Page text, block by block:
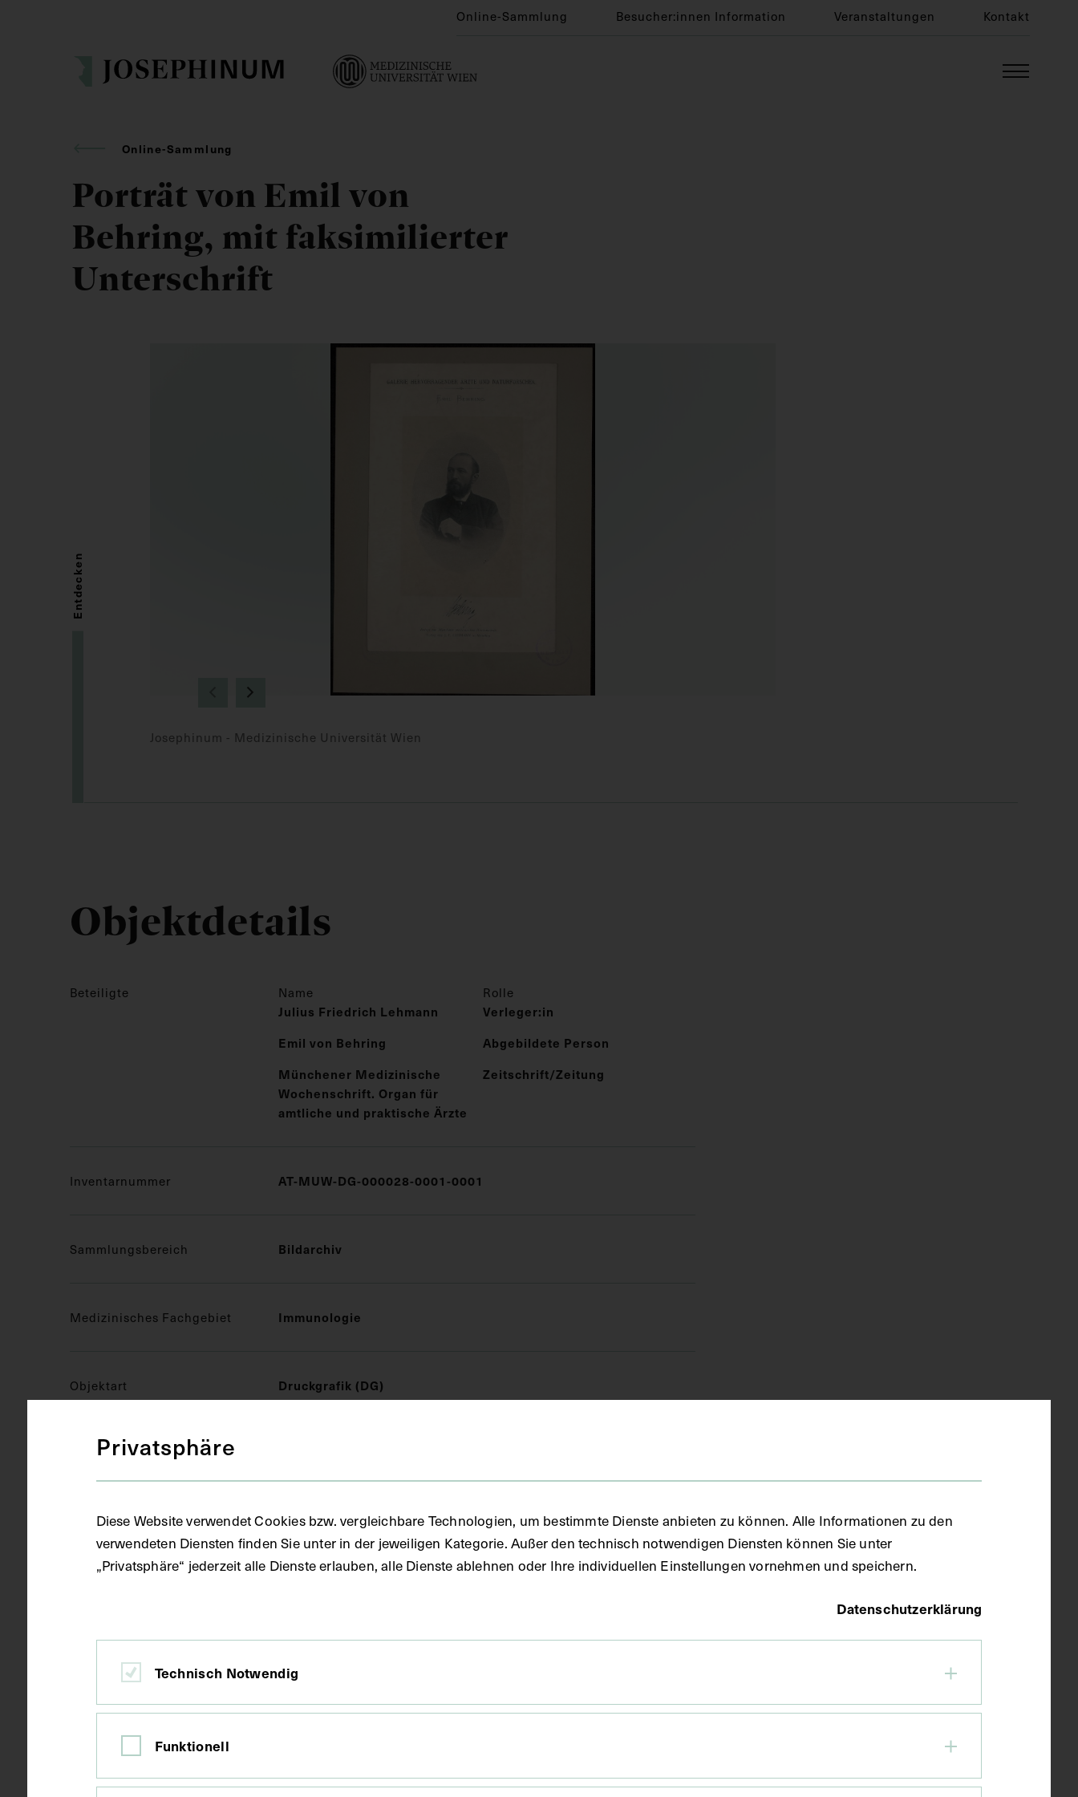
Online-Sammlung Besucher:innen Information Veranstaltungen Kontakt
Online-Sammlung
Porträt von Emil von
Behring, mit faksimilierter
Unterschrift
Josephinum - Medizinische Universität Wien
Entdecken
Objektdetails
Beteiligte Name Rolle
Julius Friedrich Lehmann
Verleger:in
Emil von Behring
Abgebildete Person
Münchener Medizinische
Wochenschrift. Organ für
amtliche und praktische Ärzte
Zeitschrift/Zeitung
Inventarnummer AT-MUW-DG-000028-0001-0001
Sammlungsbereich Bildarchiv
Medizinisches Fachgebiet Immunologie
Objektart Druckgrafik (DG)
Gegenstand
Datierung 1895
Privatsphäre
Diese Website verwendet Cookies bzw. vergleichbare Technologien, um bestimmte Dienste anbieten zu können. Alle Informationen zu den
verwendeten Diensten finden Sie unter in der jeweiligen Kategorie. Außer den technisch notwendigen Diensten können Sie unter
„Privatsphäre“ jederzeit alle Dienste erlauben, alle Dienste ablehnen oder Ihre individuellen Einstellungen vornehmen und speichern.
Datenschutzerklärung
Technisch Notwendig
Funktionell